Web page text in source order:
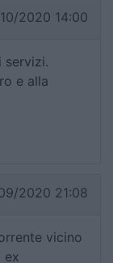
2020 14:00
servizi.
e alla
2020 21:08
vicino
ex